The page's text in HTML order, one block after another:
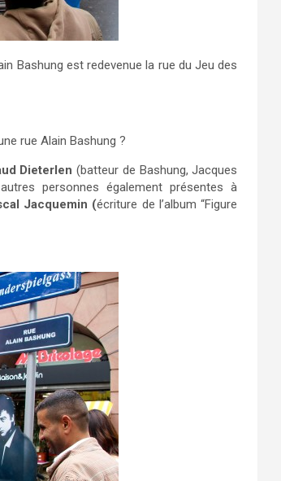
Bashung est redevenue la rue du Jeu des
rue Alain Bashung ?
Dieterlen (batteur de Bashung, Jacques
personnes également présentes à
Jacquemin (écriture de l’album “Figure